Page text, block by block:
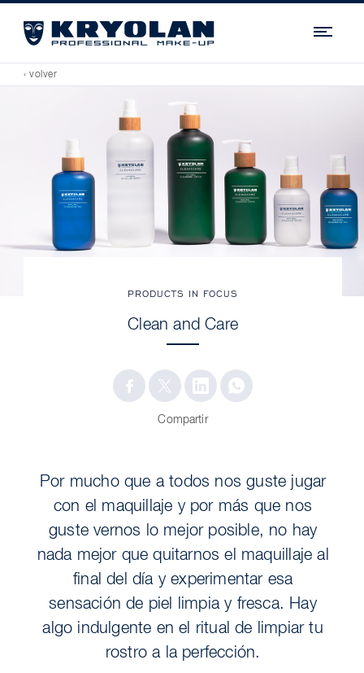
‹ volver
PRODUCTS IN FOCUS
Clean and Care
Compartir
Por mucho que a todos nos guste jugar
con el maquillaje y por más que nos
guste vernos lo mejor posible, no hay
nada mejor que quitarnos el maquillaje al
final del día y experimentar esa
sensación de piel limpia y fresca. Hay
algo indulgente en el ritual de limpiar tu
rostro a la perfección.